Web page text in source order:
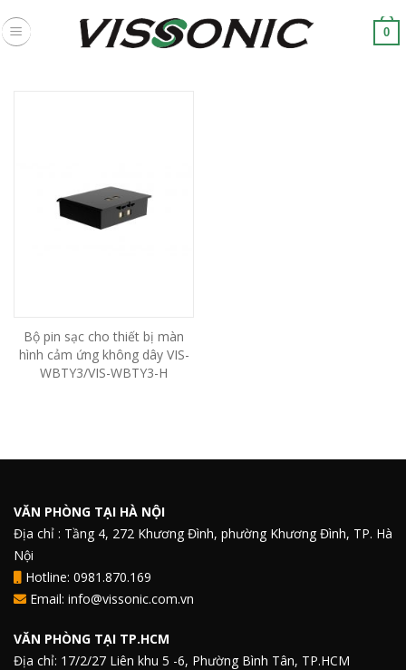
to
0
Bộ pin sạc cho thiết bị màn
hình cảm ứng không dây VIS-
WBTY3/VIS-WBTY3-H
VĂN PHÒNG TẠI HÀ NỘI
Địa chỉ : Tầng 4, 272 Khương Đình, phường Khương Đình, TP. Hà
Nội
Hotline: 0981.870.169
Email: info@vissonic.com.vn
VĂN PHÒNG TẠI TP.HCM
Địa chỉ: 17/2/27 Liên khu 5 -6, Phường Bình Tân, TP.HCM